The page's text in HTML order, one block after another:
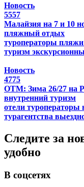
Новость
5557
Малайзия на 7 и 10
пляжный отдых
туроператоры пляжи
туризм
Новость
4775
ОТМ: Зима 26/27 на
внутренний туризм
отели туроператоры
турагентства
Следите за
удобно
В соцсетях